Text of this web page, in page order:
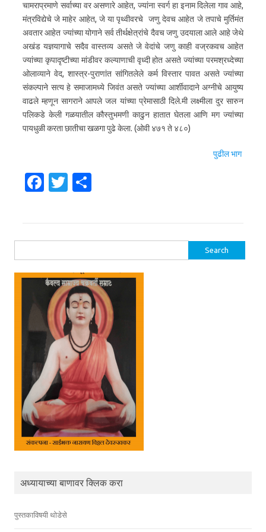
चामराप्रमाणे सर्वाच्या वर असणारे आहेत, ज्यांना स्वर्ग हा इनाम दिलेला गाव आहे,
मंत्रविद्येचे जे माहेर आहेत, जे या पृथ्वीवरचे जणु देवच आहेत जे तपाचे मुर्तिमंत
अवतार आहेत ज्यांच्या योगाने सर्व तीर्थक्षेत्रांचे दैवच जणु उदयाला आले आहे जेथे
अखंड यज्ञयागाचे सदैव वास्तव्य असते जे वेदांचे जणु काही वज्रकवच आहेत
ज्यांच्या कृपादृष्टीच्या मांडीवर कल्याणाची वृध्दी होत असते ज्यांच्या परमश्रध्देच्या
ओलाव्याने वेद, शास्त्र-पुराणांत सांगितलेले कर्म विस्तार पावत असते ज्यांच्या
संकल्पाने सत्य हे समाजामध्ये जिवंत असते ज्यांच्या आर्शीवादाने अग्नीचे आयुष्य
वाढले म्हणून सागराने आपले जल यांच्या प्रेमासाठी दिले.मी लक्ष्मीला दुर सारुन
पलिकडे केली गळयातील कौस्तुभमणी काढुन हातात घेतला आणि मग ज्यांच्या
पायधुळी करता छातीचा खळगा पुढे केला. (ओवी ४७१ ते ४८०)
पुढील भाग
Fa
b
o
o
k
T
te
r
e
अध्यायाच्या बाणावर क्लिक करा
पुस्तकाविषयी थोडेसे